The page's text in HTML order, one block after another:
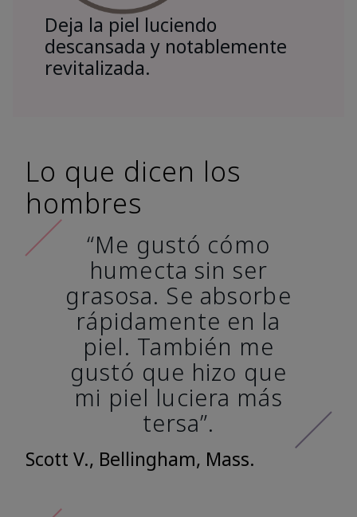
Deja la piel luciendo
descansada y notablemente
revitalizada.
Lo que dicen los
hombres
“Me gustó cómo
humecta sin ser
grasosa. Se absorbe
rápidamente en la
piel. También me
gustó que hizo que
mi piel luciera más
tersa”.
Scott V., Bellingham, Mass.